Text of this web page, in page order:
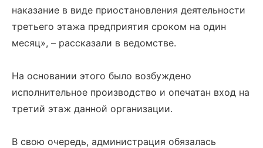
наказание в виде приостановления деятельности
третьего этажа предприятия сроком на один
месяц», – рассказали в ведомстве.
На основании этого было возбуждено
исполнительное производство и опечатан вход на
третий этаж данной организации.
В свою очередь, администрация обязалась